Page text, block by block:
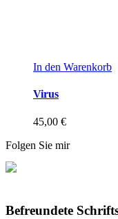
In den Warenkorb
Virus
45,00 €
Folgen Sie mir
Befreundete